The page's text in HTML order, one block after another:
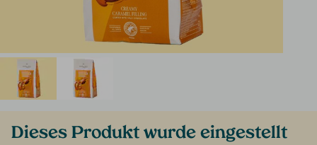
Dieses Produkt wurde eingestellt